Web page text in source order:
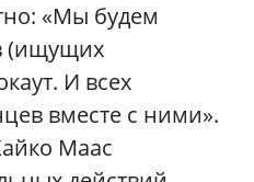
«Мы будем
(ищущих
И всех
вместе с ними».
Маас